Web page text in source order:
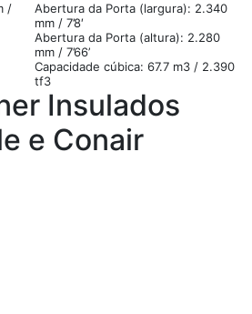
/
Abertura da Porta (largura): 2.340
mm / 7’8′
Abertura da Porta (altura): 2.280
mm / 7’66’
Capacidade cúbica: 67.7 m3 / 2.390
tf3
Insulados
e Conair